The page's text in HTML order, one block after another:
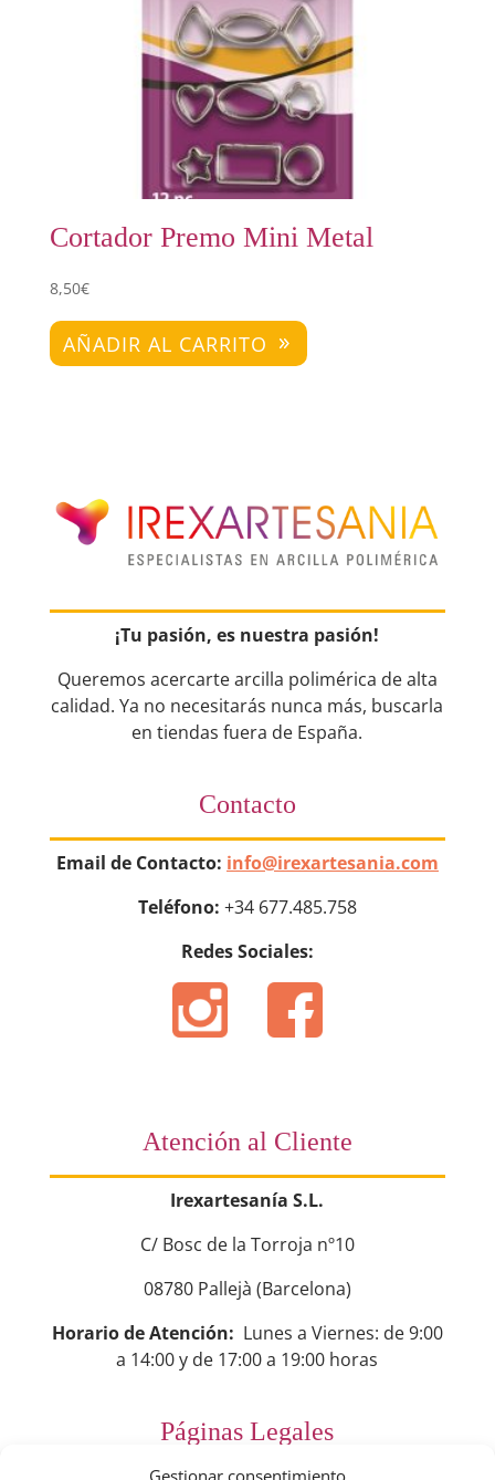
Gestionar consentimiento
Cortador Premo Mini Metal
8,50€
AÑADIR AL CARRITO
¡Tu pasión, es nuestra pasión!
Queremos acercarte arcilla polimérica de alta
calidad. Ya no necesitarás nunca más, buscarla
en tiendas fuera de España.
Contacto
Email de Contacto: info@irexartesania.com
Teléfono: +34 677.485.758
Redes Sociales:
Atención al Cliente
Irexartesanía S.L.
C/ Bosc de la Torroja nº10
08780 Pallejà (Barcelona)
Horario de Atención: Lunes a Viernes: de 9:00
a 14:00 y de 17:00 a 19:00 horas
Páginas Legales